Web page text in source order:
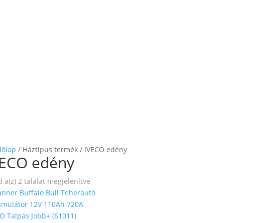
/ Háztipus termék / IVECO edény
edény
a(z) 2 találat megjelenítve